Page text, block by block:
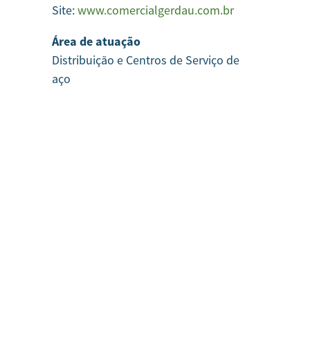
Site:www.comercialgerdau.com.br
Área de atuação
Distribuição e Centros de Serviço de
aço